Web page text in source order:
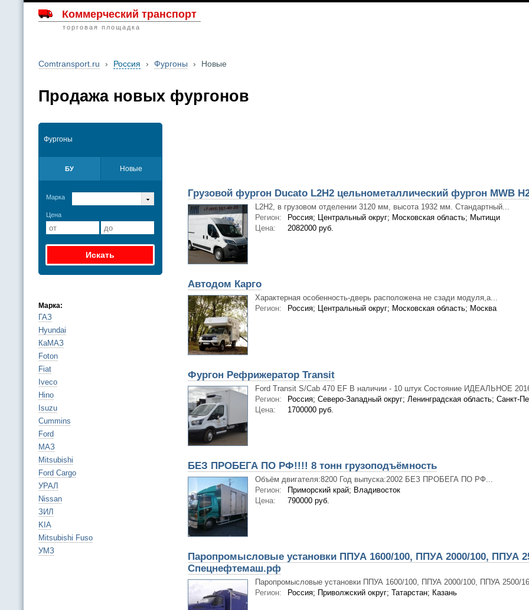
Коммерческий транспорт
торговая площадка
Comtransport.ru › Россия › Фургоны › Новые
Продажа новых фургонов
Фургоны
БУ Новые
Марка
Цена
Марка:
ГАЗ
Hyundai
КаМАЗ
Foton
Fiat
Iveco
Hino
Isuzu
Cummins
Ford
МАЗ
Mitsubishi
Ford Cargo
УРАЛ
Nissan
ЗИЛ
KIA
Mitsubishi Fuso
УМЗ
Грузовой фургон Ducato L2H2 цельнометаллический фургон MWB H2
L2H2, в грузовом отделении 3120 мм, высота 1932 мм. Стандартный...
Регион:
Россия; Центральный округ; Московская область; Мытищи
Цена:
2082000 руб.
Автодом Карго
Характерная особенность-дверь расположена не сзади модуля,а...
Регион:
Россия; Центральный округ; Московская область; Москва
Фургон Рефрижератор Transit
Ford Transit S/Cab 470 EF В наличии - 10 штук Состояние ИДЕАЛЬНОЕ
Регион:
Россия; Северо-Западный округ; Ленинградская область; Санкт-
Цена:
1700000 руб.
БЕЗ ПРОБЕГА ПО РФ!!!! 8 тонн грузоподъёмность
Объём двигателя:8200 Год выпуска:2002 БЕЗ ПРОБЕГА ПО РФ...
Регион:
Приморский край; Владивосток
Цена:
790000 руб.
Паропромысловые установки ППУА 1600/100, ППУА 2000/100, ППУА
Спецнефтемаш.рф
Паропромысловые установки ППУА 1600/100, ППУА 2000/100, ППУА 2500/
Регион:
Россия; Приволжский округ; Татарстан; Казань